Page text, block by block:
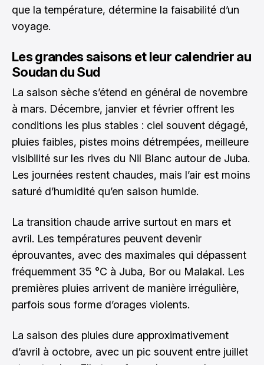
que la température, détermine la faisabilité d’un
voyage.
Les grandes saisons et leur calendrier au
Soudan du Sud
La saison sèche s’étend en général de novembre
à mars. Décembre, janvier et février offrent les
conditions les plus stables : ciel souvent dégagé,
pluies faibles, pistes moins détrempées, meilleure
visibilité sur les rives du Nil Blanc autour de Juba.
Les journées restent chaudes, mais l’air est moins
saturé d’humidité qu’en saison humide.
La transition chaude arrive surtout en mars et
avril. Les températures peuvent devenir
éprouvantes, avec des maximales qui dépassent
fréquemment 35 °C à Juba, Bor ou Malakal. Les
premières pluies arrivent de manière irrégulière,
parfois sous forme d’orages violents.
La saison des pluies dure approximativement
d’avril à octobre, avec un pic souvent entre juillet